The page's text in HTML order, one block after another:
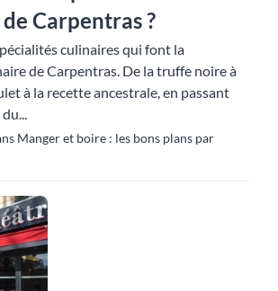
Carpentras ?
culinaires qui font la
de Carpentras. De la truffe noire à
à la recette ancestrale, en passant
Manger et boire : les bons plans par